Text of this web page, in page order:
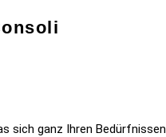
sich ganz Ihren Bedürfnissen